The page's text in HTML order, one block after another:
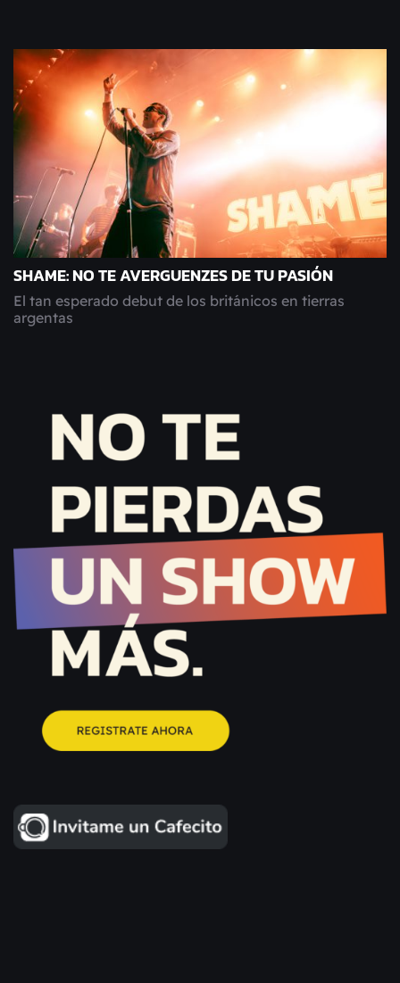
SHAME: NO TE AVERGUENZES DE TU PASIÓN
El tan esperado debut de los británicos en tierras
argentas